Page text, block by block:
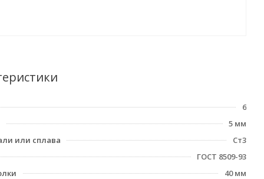
6
5 мм
или сплава
Ст3
ГОСТ 8509-93
40 мм